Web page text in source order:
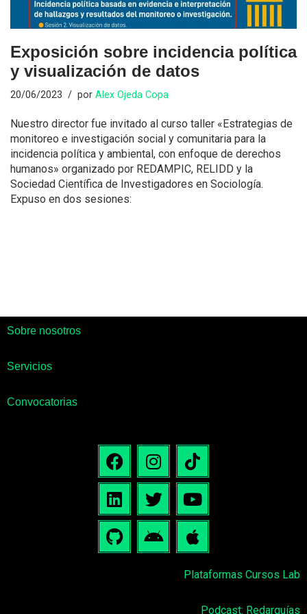
Exposición sobre incidencia política
y visualización de datos
20/06/2023 por Alex Ojeda Copa
Nuestro director fue invitado al curso taller «Estrategias de
monitoreo e investigación social y comunitaria para la
incidencia política y ambiental, con enfoque de derechos
humanos» organizado por REDAMPIC, RELIDD y la
Sociedad Científica de Investigadores en Sociología.
Expuso en dos sesiones:
Sobre nosotros
Servicios
Convocatorias
Plataformas Cursos Lab
Podcast: Redarquías